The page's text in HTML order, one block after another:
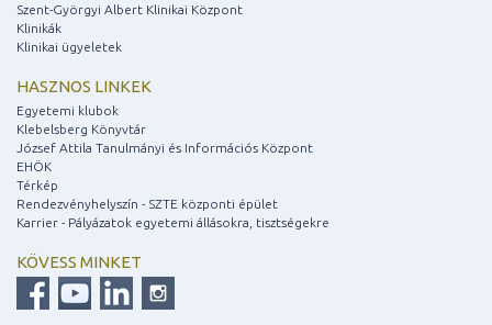
Szent-Györgyi Albert Klinikai Központ
Klinikák
Klinikai ügyeletek
HASZNOS LINKEK
Egyetemi klubok
Klebelsberg Könyvtár
József Attila Tanulmányi és Információs Központ
EHÖK
Térkép
Rendezvényhelyszín - SZTE központi épület
Karrier - Pályázatok egyetemi állásokra, tisztségekre
KÖVESS MINKET